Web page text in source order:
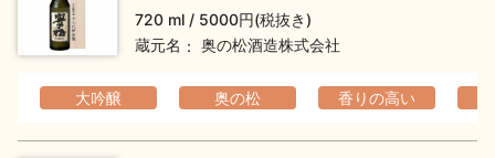
720 ml
5000円(税抜き)
蔵元名
奥の松酒造株式会社
大吟醸 奥の松 香りの高い